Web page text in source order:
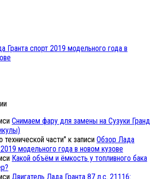
Гранта спорт 2019 модельного года в
Снимаем фару для замены на Сузуки Гранд
технической части" к записи Обзор Лада
2019 модельного года в новом кузове
Какой объём и ёмкость у топливного бака
Двигатель Лада Гранта 87 л.с. 21116: